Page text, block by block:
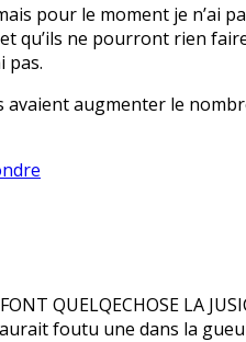
pour le moment je n’ai
qu’ils ne pourront rien
pas.
avaient augmenter le
QUELQECHOSE LA
aurait foutu une dans la